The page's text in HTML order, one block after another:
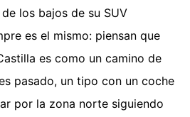
los bajos de su SUV
es el mismo: piensan que
es como un camino de
pasado, un tipo con un coche
por la zona norte siguiendo